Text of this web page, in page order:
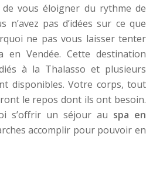
vous éloigner du rythme de
n’avez pas d’idées sur ce que
ne pas vous laisser tenter
Vendée. Cette destination
à la Thalasso et plusieurs
disponibles. Votre corps, tout
le repos dont ils ont besoin.
s’offrir un séjour au spa en
accomplir pour pouvoir en